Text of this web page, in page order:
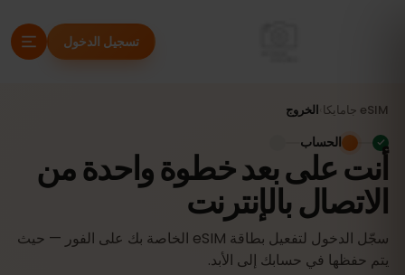
تسجيل الدخول
eSIM جامايكا الخروج
أنت على بعد خطوة واحدة من
الاتصال بالإنترنت
سجّل الدخول لتفعيل بطاقة eSIM الخاصة بك على الفور — حيث
يتم حفظها في حسابك إلى الأبد.
الحساب